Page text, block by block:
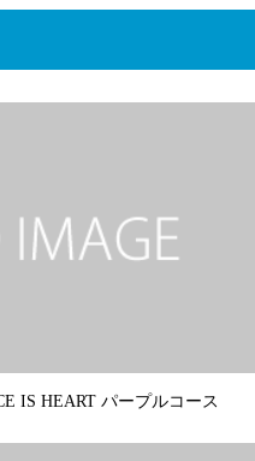
IS HEART パープルコース